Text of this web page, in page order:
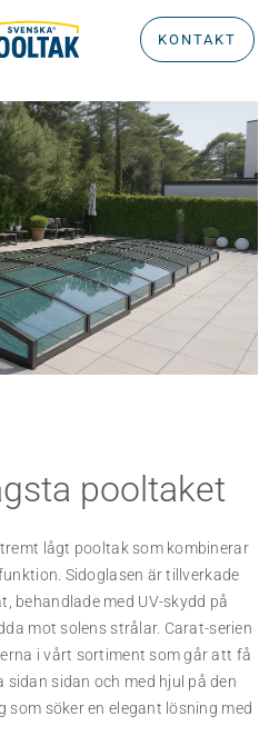
KONTAKT
pooltaket
lågt pooltak som kombinerar
Sidoglasen är tillverkade
behandlade med UV-skydd på
mot solens strålar. Carat-serien
i vårt sortiment som går att få
sidan sidan och med hjul på den
söker en elegant lösning med